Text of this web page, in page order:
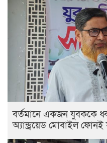
বর্তমানে একজন যুবককে
অ্যান্ড্রয়েড মোবাইল ফোনই